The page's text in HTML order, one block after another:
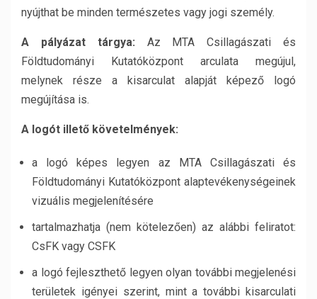
nyújthat be minden természetes vagy jogi személy.
A pályázat tárgya: Az MTA Csillagászati és
Földtudományi Kutatóközpont arculata megújul,
melynek része a kisarculat alapját képező logó
megújítása is.
A logót illető követelmények:
a logó képes legyen az MTA Csillagászati és
Földtudományi Kutatóközpont alaptevékenységeinek
vizuális megjelenítésére
tartalmazhatja (nem kötelezően) az alábbi feliratot:
CsFK vagy CSFK
a logó fejleszthető legyen olyan további megjelenési
területek igényei szerint, mint a további kisarculati